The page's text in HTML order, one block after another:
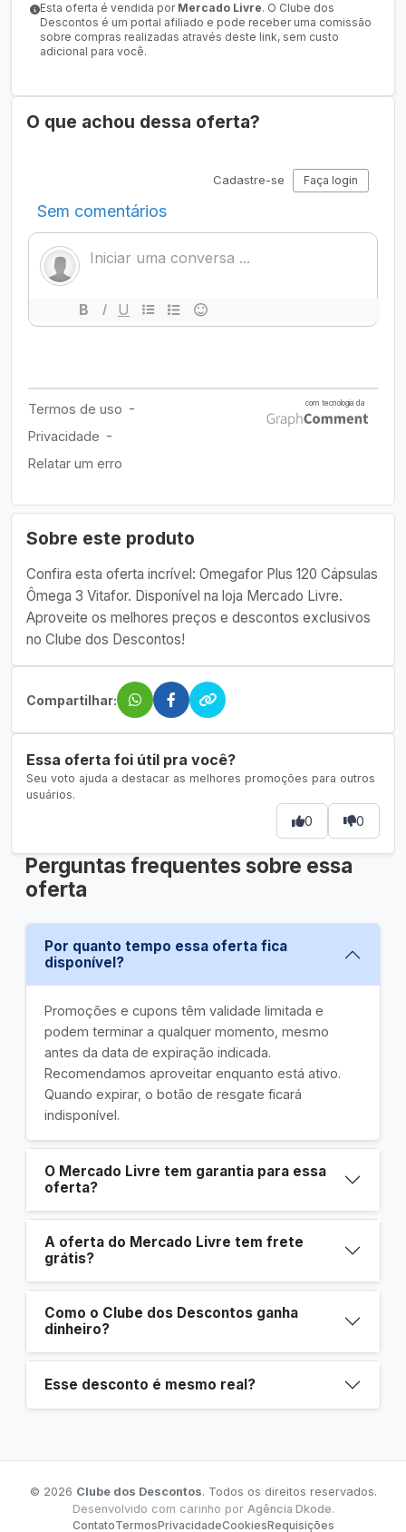
Esta oferta é vendida por Mercado Livre. O Clube dos
Descontos é um portal afiliado e pode receber uma comissão
sobre compras realizadas através deste link, sem custo
adicional para você.
Sobre este produto
Confira esta oferta incrível: Omegafor Plus 120 Cápsulas
Ômega 3 Vitafor. Disponível na loja Mercado Livre.
Aproveite os melhores preços e descontos exclusivos
no Clube dos Descontos!
Compartilhar:
Essa oferta foi útil pra você?
Seu voto ajuda a destacar as melhores promoções para outros
usuários.
0 0
Perguntas frequentes sobre essa
oferta
Por quanto tempo essa oferta fica
disponível?
Promoções e cupons têm validade limitada e
podem terminar a qualquer momento, mesmo
antes da data de expiração indicada.
Recomendamos aproveitar enquanto está ativo.
Quando expirar, o botão de resgate ficará
indisponível.
O Mercado Livre tem garantia para essa
oferta?
A oferta do Mercado Livre tem frete
grátis?
Como o Clube dos Descontos ganha
dinheiro?
Esse desconto é mesmo real?
O que achou dessa oferta?
© 2026 Clube dos Descontos. Todos os direitos reservados.
Desenvolvido com carinho por Agência Dkode.
ContatoTermosPrivacidadeCookiesRequisições